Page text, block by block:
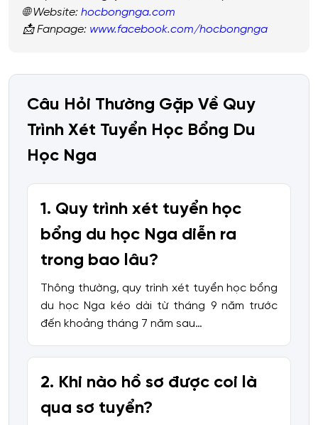
🌐 Website: hocbongnga.com
📩 Fanpage: www.facebook.com/hocbongnga
Câu Hỏi Thường Gặp Về Quy
Trình Xét Tuyển Học Bổng Du
Học Nga
1. Quy trình xét tuyển học
bổng du học Nga diễn ra
trong bao lâu?
Thông thường, quy trình xét tuyển học bổng
du học Nga kéo dài từ tháng 9 năm trước
đến khoảng tháng 7 năm sau…
2. Khi nào hồ sơ được coi là
qua sơ tuyển?